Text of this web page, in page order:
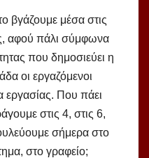
βγάζουμε μέσα στις
αφού πάλι σύμφωνα
που δημοσιεύει η
οι εργαζόμενοι
Που πάει
στις 4, στις 6,
σήμερα στο
στο γραφείο;